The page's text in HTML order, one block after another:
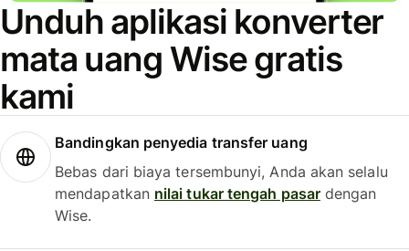
Unduh aplikasi konverter
mata uang Wise gratis
kami
Bandingkan penyedia transfer uang
Bebas dari biaya tersembunyi, Anda akan selalu
mendapatkan nilai tukar tengah pasardengan
Wise.